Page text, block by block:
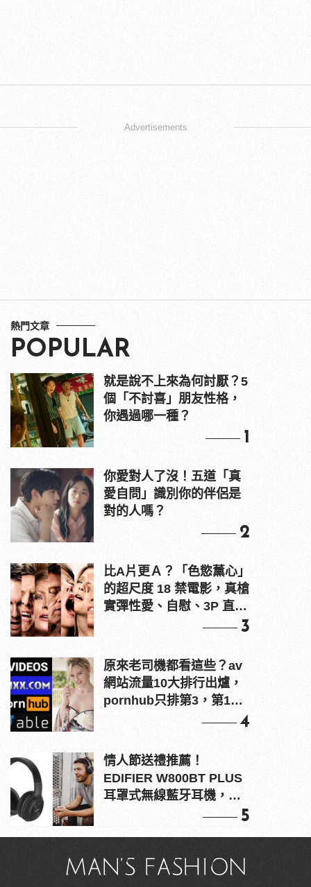
Advertisements
熱門文章
POPULAR
就是說不上來為何討厭？5
個「不討喜」朋友性格，
你遇過哪一種？
1
你愛對人了沒！五道「真
愛自問」識別你的伴侶是
對的人嗎？
2
比A片更Ａ？「色慾薰心」
的超尺度 18 禁電影，真槍
實彈性愛、自慰、3P 直接
3
原來老司機都看這些？av
網站流量10大排行出爐，
pornhub只排第3，第1名
4
情人節送禮推薦！
EDIFIER W800BT PLUS
耳罩式無線藍牙耳機，在
5